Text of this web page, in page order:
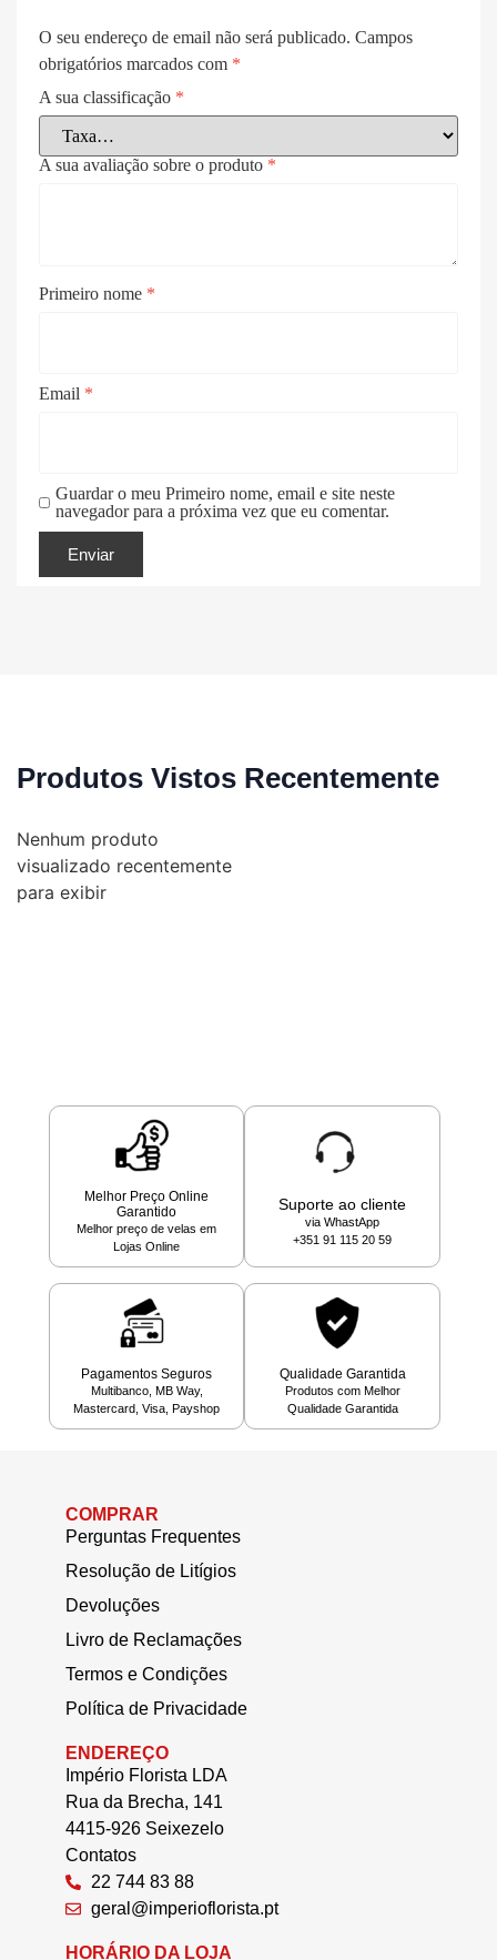
O seu endereço de email não será publicado. Campos
obrigatórios marcados com *
A sua classificação *
A sua avaliação sobre o produto *
Primeiro nome *
Email *
Guardar o meu Primeiro nome, email e site neste
navegador para a próxima vez que eu comentar.
Produtos Vistos Recentemente
Nenhum produto
visualizado recentemente
para exibir
Melhor Preço Online
Garantido
Melhor preço de velas em
Lojas Online
Suporte ao cliente
via WhastApp
+351 91 115 20 59
Pagamentos Seguros
Multibanco, MB Way,
Mastercard, Visa, Payshop
Qualidade Garantida
Produtos com Melhor
Qualidade Garantida
COMPRAR
Perguntas Frequentes
Resolução de Litígios
Devoluções
Livro de Reclamações
Termos e Condições
Política de Privacidade
ENDEREÇO
Império Florista LDA
Rua da Brecha, 141
4415-926 Seixezelo
Contatos
22 744 83 88
geral@imperioflorista.pt
HORÁRIO DA LOJA